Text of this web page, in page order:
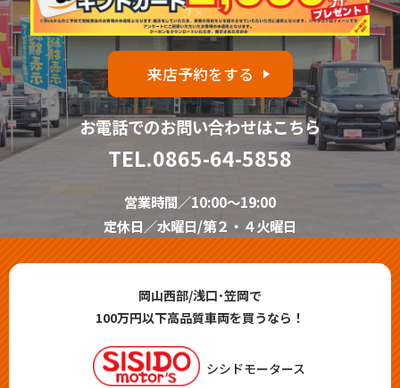
来店予約をする
お電話でのお問い合わせはこちら
TEL.0865-64-5858
営業時間／10:00～19:00
定休日／水曜日/第２・４火曜日
岡山西部/浅口･笠岡で
100万円以下高品質車両を買うなら！
シシドモータース